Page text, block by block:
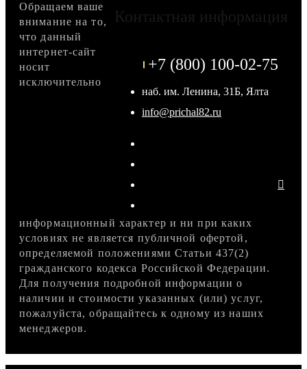
Контактная информация
+7 (800) 100-02-75
наб. им. Ленина, 31Б, Ялта
info@prichal82.ru
Обращаем ваше
внимание на то,
что данный
интернет-сайт
носит
исключительно
информационный характер и ни при каких
условиях не является публичной офертой,
определяемой положениями Статьи 437(2)
гражданского кодекса Российской Федерации.
Для получения подробной информации о
наличии и стоимости указанных (или) услуг,
пожалуйста, обращайтесь к одному из наших
менеджеров.